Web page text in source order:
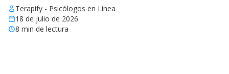
Terapify - Psicólogos en Línea
18 de julio de 2026
8 min de lectura